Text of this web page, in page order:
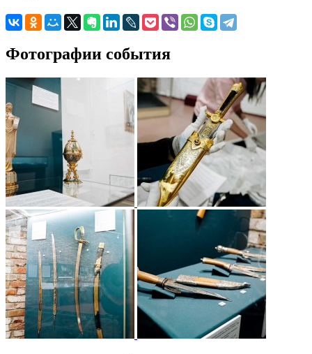
Фотографии события